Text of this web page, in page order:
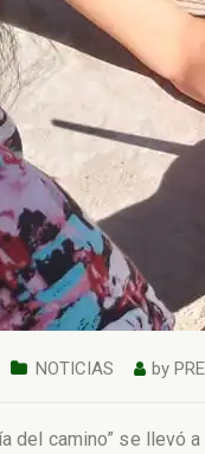
NOTICIAS by
del camino” se